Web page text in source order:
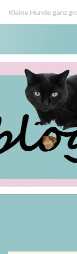
Kleine Hunde ganz